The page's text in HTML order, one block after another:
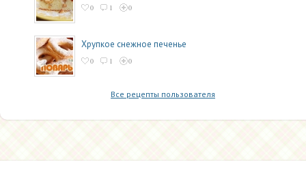
0 1 0
Хрупкое снежное печенье
0 1 0
Все рецепты пользователя